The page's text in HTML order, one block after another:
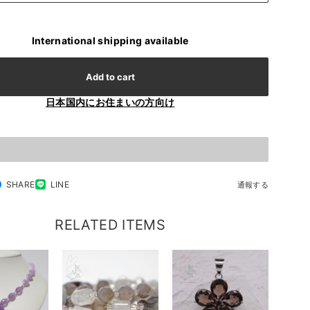
International shipping available
Add to cart
日本国内にお住まいの方向け
SHARE LINE 通報する
RELATED ITEMS